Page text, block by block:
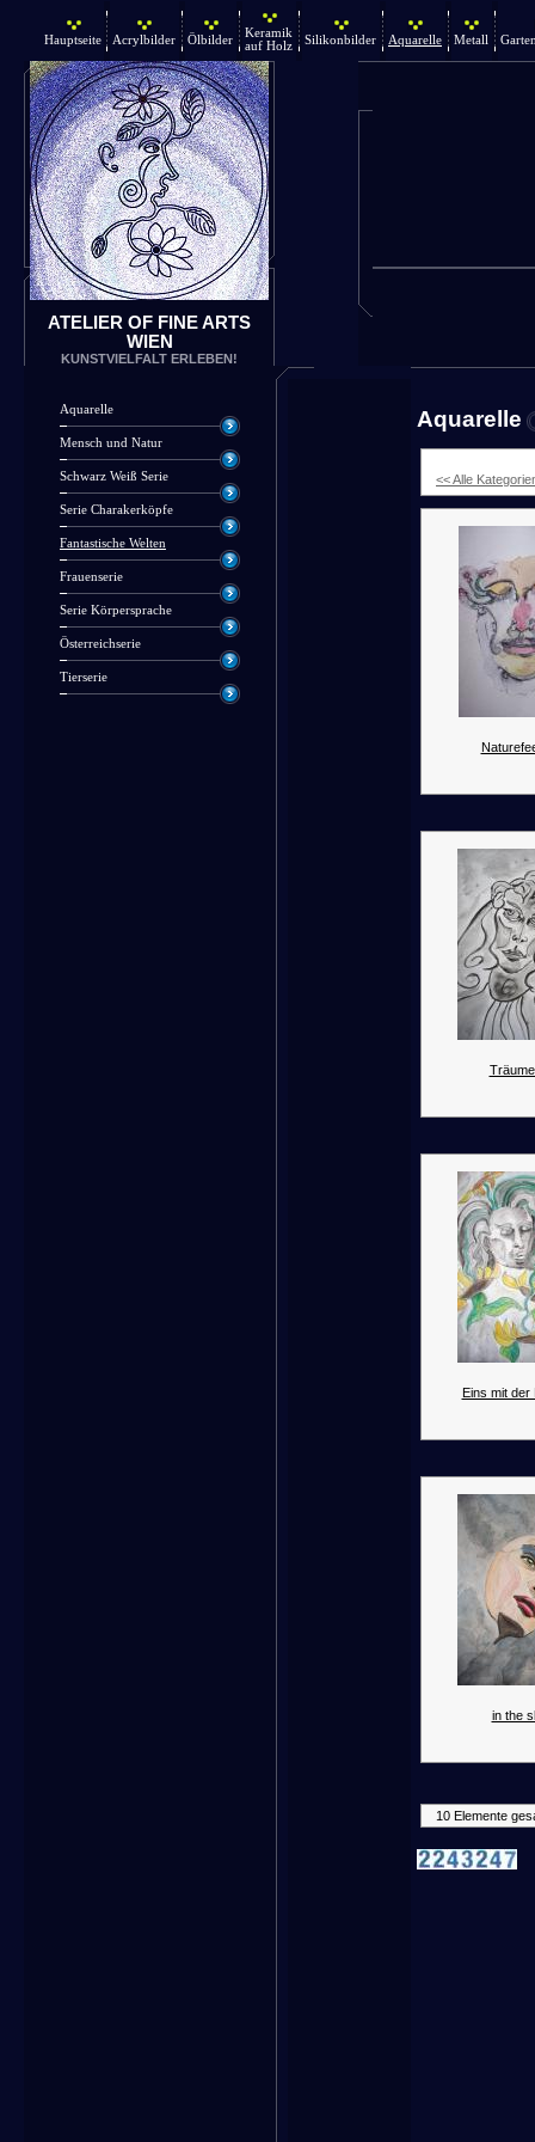
Hauptseite Acrylbilder Ölbilder
Keramik
auf Holz
Silikonbilder Aquarelle Metall
ATELIER OF FINE ARTS
WIEN
KUNSTVIELFALT ERLEBEN!
Aquarelle
Mensch und Natur
Schwarz Weiß Serie
Serie Charakerköpfe
Fantastische Welten
Frauenserie
Serie Körpersprache
Österreichserie
Tierserie
Aquarelle
<< Alle
Eins mit der
in the
10 Elemente